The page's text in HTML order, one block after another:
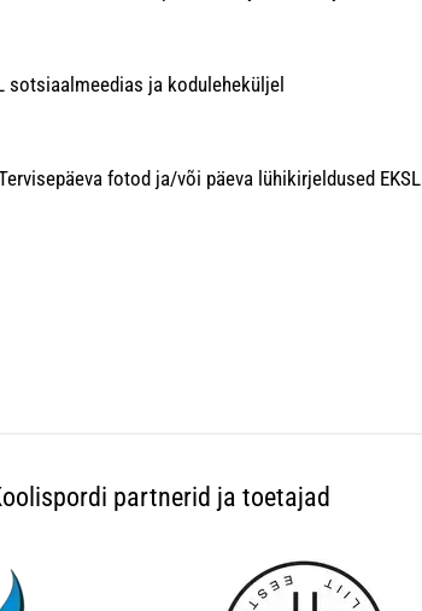
sotsiaalmeedias ja koduleheküljel
fotod ja/või päeva lühikirjeldused EKSL
partnerid ja toetajad